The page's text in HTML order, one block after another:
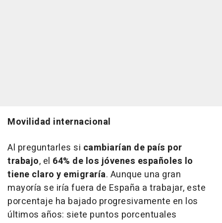
Movilidad internacional
Al preguntarles si cambiarían de país por
trabajo, el 64% de los jóvenes españoles lo
tiene claro y emigraría. Aunque una gran
mayoría se iría fuera de España a trabajar, este
porcentaje ha bajado progresivamente en los
últimos años: siete puntos porcentuales